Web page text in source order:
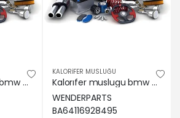
Kalorıfer muslugu bmw e60 e65 e53 05>09 Gates 64116906652/ 64116908294/ 64116931708
KALORİFER MUSLUĞU
Kalorıfer muslugu bmw e90 x3 e83 x5 e70 x6 e71 64116928495
WENDERPARTS
BA64116928495